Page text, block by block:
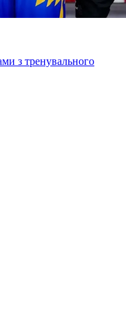
з тренувального